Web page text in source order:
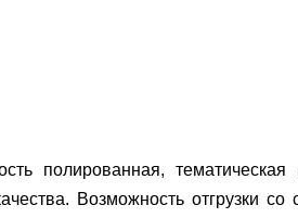
полированная,
Возможность отгрузки